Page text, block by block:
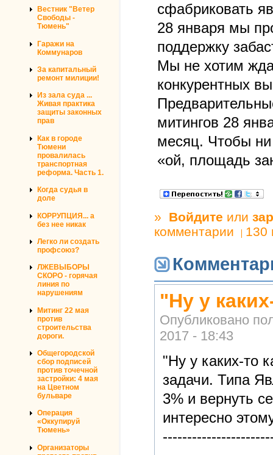
Вестник "Ветер
Свободы -
Тюмень"
Гаражи на
Коммунаров
За капитальный
ремонт милиции!
Из зала суда ...
Живая практика
защиты законных
прав
Как в городе
Тюмени
провалилась
транспортная
реформа. Часть 1.
Когда судья в
доле
КОРРУПЦИЯ... а
без нее никак
Легко ли создать
профсоюз?
ЛЖЕВЫБОРЫ
СКОРО - горячая
линия по
нарушениям
Митинг 22 мая
против
строительства
дороги.
Общегородской
сбор подписей
против точечной
застройки: 4 мая
на Цветном
бульваре
Операция
«Оккупируй
Тюмень»
Организаторы
сфабриковать
28 января мы
поддержку
Мы не хотим
конкурентных
митингов 28
месяц. Чтобы
«ой, площадь
» Войдите или
комментарии
130
"Ну у
Опубликовано
2017 - 18:43
"Ну у каких-то
задачи. Типа
3% и вернуть
интересно